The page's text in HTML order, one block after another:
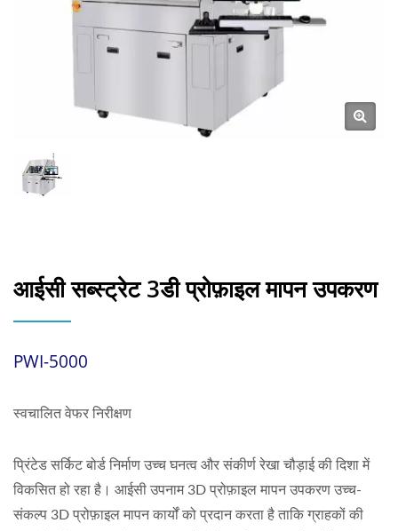
आईसी सब्स्ट्रेट 3डी प्रोफ़ाइल मापन उपकरण
PWI-5000
स्वचालित वेफर निरीक्षण
प्रिंटेड सर्किट बोर्ड निर्माण उच्च घनत्व और संकीर्ण रेखा चौड़ाई की दिशा में
विकसित हो रहा है। आईसी उपनाम 3D प्रोफ़ाइल मापन उपकरण उच्च-
संकल्प 3D प्रोफ़ाइल मापन कार्यों को प्रदान करता है ताकि ग्राहकों की